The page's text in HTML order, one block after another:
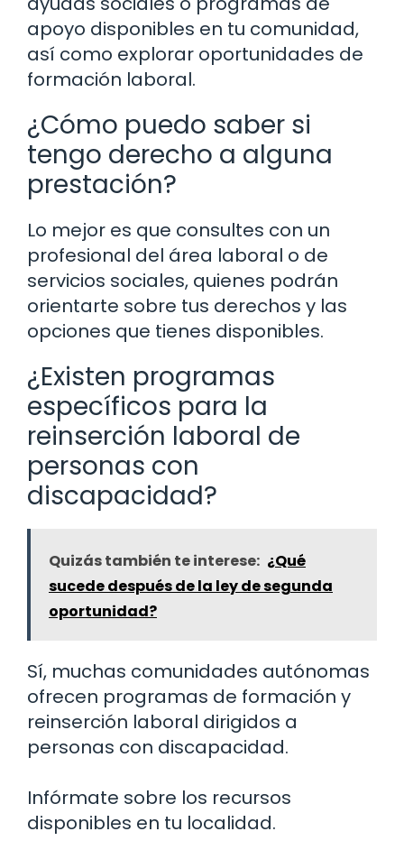
apoyo disponibles en tu comunidad,
así como explorar oportunidades de
formación laboral.
¿Cómo puedo saber si
tengo derecho a alguna
prestación?
Lo mejor es que consultes con un
profesional del área laboral o de
servicios sociales, quienes podrán
orientarte sobre tus derechos y las
opciones que tienes disponibles.
¿Existen programas
específicos para la
reinserción laboral de
personas con
discapacidad?
Quizás también te interese: ¿Qué
sucede después de la ley de segunda
oportunidad?
Sí, muchas comunidades autónomas
ofrecen programas de formación y
reinserción laboral dirigidos a
personas con discapacidad.
Infórmate sobre los recursos
disponibles en tu localidad.